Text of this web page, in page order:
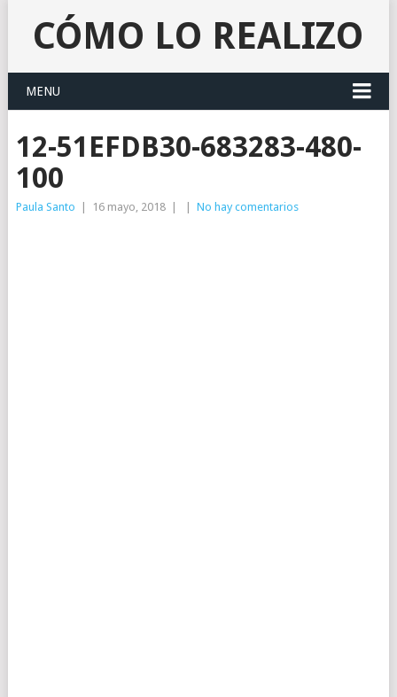
CÓMO LO REALIZO
MENU
12-51EFDB30-683283-480-
100
Paula Santo 16 mayo, 2018 No hay comentarios